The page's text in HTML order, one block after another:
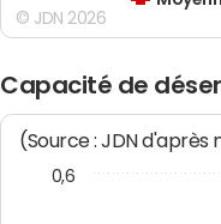
© JDN 2026
Capacité de
(Source : JDN d'après
0,6